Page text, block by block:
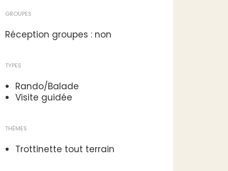
GROUPES
Réception groupes : non
TYPES
Rando/Balade
Visite guidée
THÈMES
Trottinette tout terrain